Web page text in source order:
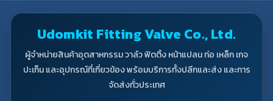
Udomkit Fitting Valve Co., Ltd.
ผู้จำหน่ายสินค้าอุตสาหกรรม วาล์ว ฟิตติ้ง หน้าแปลน ท่อ เหล็ก เกจ
ปะเก็น และอุปกรณ์ที่เกี่ยวข้อง พร้อมบริการทั้งปลีกและส่ง และการ
จัดส่งทั่วประเทศ